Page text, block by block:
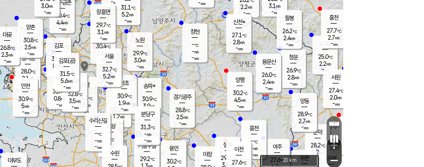
문막
28.2℃
5.0m/s
mm
2.2m/s
-mm
-mm
부론
과천
30.3℃
1.2m/s
- mm
3.1 m/s
-mm
청운
26.9℃
2.8m/s
-mm
팔봉
26.2℃
2.4m/s
-mm
용인
30.2℃
여주
27.6℃
양동
28.9℃
2.7m/s
-mm
경기광주
28.8℃
2.5m/s
-mm
대부도
경서동
28.0℃
2.1 m/s
-mm
파주금촌
30.4℃
4.4m/s
-mm
-mm
대곶
26.8℃
2.3m/s
-mm
신천*
27.1℃
2.8m/s
-mm
창현
-℃
-m/s
-mm
3.0m/s
-mm
흥천
-℃
-m/s
-mm
마장
의왕
- ℃
m/s
mm
김포
31.6℃
0.8 m/s
mm
설봉
29.2
3.8 m/s
광명
32.3 ℃
3.5 m/s
-mm
부천
31.4℃
0.8m/s
-mm
양촌
30.8℃
2.5m/s
-mm
구로
32.8℃
3.5m/s
-mm
은평
30.4℃
2.6 m/s
- mm
노원
29.9℃
3.0m/s
-mm
송파*
30.9℃
3.9m/s
-mm
서초
30.9℃
1.9m/s
-mm
31.1℃
5.2m/s
-mm
기흥구갈
29.2℃
m/s
수리산길
-℃
-m/s
-mm
분당구
31.3℃
-m/s
-mm
장흥면
29.7℃
3.1 m/s
-mm
시동
25.0℃
2.2m/s
- mm
귀래
서원
27.4℃
2.0m/s
-mm
용문산
26.0℃
2.4m/s
-mm
김포(공)
31.5℃
5.6m/s
-mm
홍천
27.7℃
2.7m/s
-mm
이천
27.6℃
양평
30.2℃
4.5m/s
-mm
수원
인천
30.9℃
5m/s
-mm
서울
32.7℃
5.2m/s
-mm
+
−
20 km